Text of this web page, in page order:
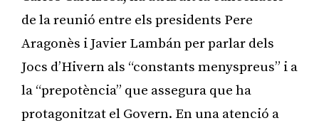
de la reunió entre els presidents Pere
Aragonès i Javier Lambán per parlar dels
Jocs d’Hivern als “constants menyspreus” i a
la “prepotència” que assegura que ha
protagonitzat el Govern. En una atenció a